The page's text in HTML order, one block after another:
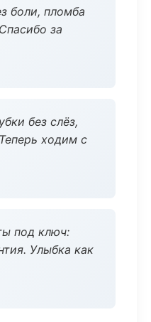
боли, пломба
за
без слёз,
ходим с
под ключ:
Улыбка как